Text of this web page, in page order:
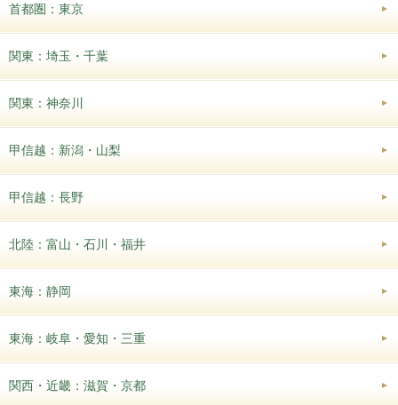
首都圏：東京
関東：埼玉・千葉
関東：神奈川
甲信越：新潟・山梨
甲信越：長野
北陸：富山・石川・福井
東海：静岡
東海：岐阜・愛知・三重
関西・近畿：滋賀・京都